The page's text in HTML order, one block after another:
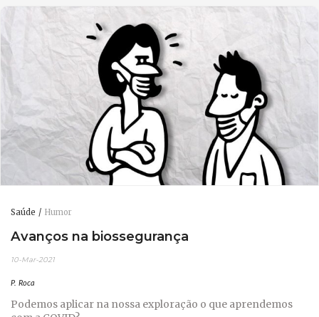
Saúde Humor
Avanços na biossegurança
10-Mar-2021
P. Roca
Podemos aplicar na nossa exploração o que aprendemos